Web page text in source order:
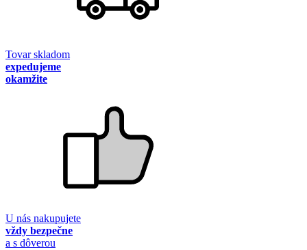
Tovar skladom
expedujeme
okamžite
U nás nakupujete
vždy bezpečne
a s dôverou